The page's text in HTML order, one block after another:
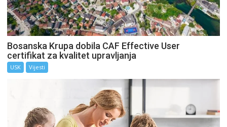
Bosanska Krupa dobila CAF Effective User
certifikat za kvalitet upravljanja
USK Vijesti